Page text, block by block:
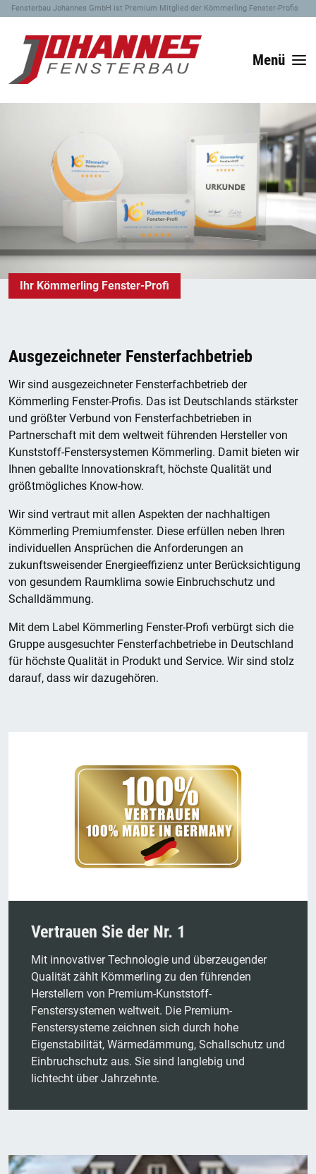
Fensterbau Johannes GmbH ist Premium Mitglied der Kömmerling Fenster-Profis
Menü
Ihr Kömmerling Fenster-Profi
Ausgezeichneter Fensterfachbetrieb
Wir sind ausgezeichneter Fensterfachbetrieb der
Kömmerling Fenster-Profis. Das ist Deutschlands stärkster
und größter Verbund von Fensterfachbetrieben in
Partnerschaft mit dem weltweit führenden Hersteller von
Kunststoff-Fenstersystemen Kömmerling. Damit bieten wir
Ihnen geballte Innovationskraft, höchste Qualität und
größtmögliches Know-how.
Wir sind vertraut mit allen Aspekten der nachhaltigen
Kömmerling Premiumfenster. Diese erfüllen neben Ihren
individuellen Ansprüchen die Anforderungen an
zukunftsweisender Energieeffizienz unter Berücksichtigung
von gesundem Raumklima sowie Einbruchschutz und
Schalldämmung.
Mit dem Label Kömmerling Fenster-Profi verbürgt sich die
Gruppe ausgesuchter Fensterfachbetriebe in Deutschland
für höchste Qualität in Produkt und Service. Wir sind stolz
darauf, dass wir dazugehören.
Vertrauen Sie der Nr. 1
Mit innovativer Technologie und überzeugender
Qualität zählt Kömmerling zu den führenden
Herstellern von Premium-Kunststoff-
Fenstersystemen weltweit. Die Premium-
Fenstersysteme zeichnen sich durch hohe
Eigenstabilität, Wärmedämmung, Schallschutz und
Einbruchschutz aus. Sie sind langlebig und
lichtecht über Jahrzehnte.